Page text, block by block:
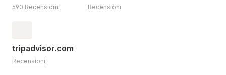
690 Recensioni Recensioni
tripadvisor.com
Recensioni